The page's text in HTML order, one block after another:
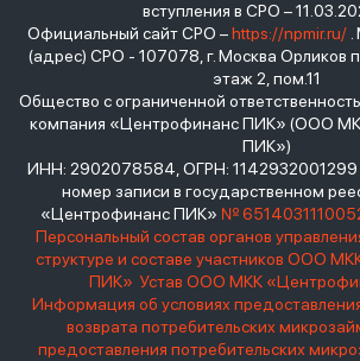
вступления в СРО –
Официальный сайт СРО –https://npmir.ru/.
(адрес) СРО - 107078, г. Москва Орликов
этаж 2, пом.11
Общество с ограниченной
компания «Центрофинанс ПИК» (ООО
ПИК»)
ИНН: 2902078584, ОГРН: 1142932001299
номер записи в государственном
«Центрофинанс ПИК» №
Персональный состав органов
структуре и составе участников ООО
ПИК» Устав ООО МКК
Информация об условиях
возврата потребительских
предоставления потребительских